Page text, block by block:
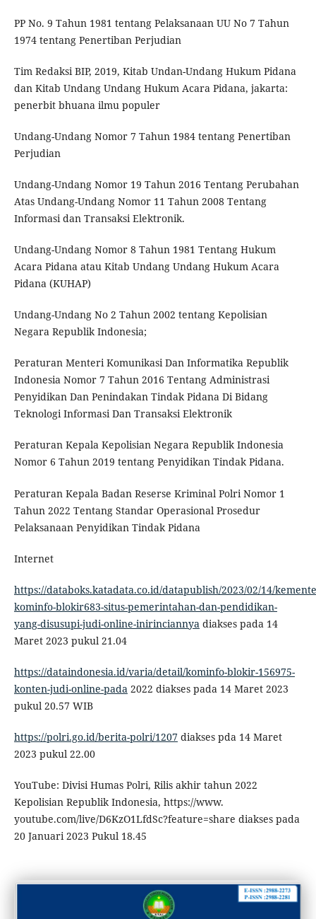
PP No. 9 Tahun 1981 tentang Pelaksanaan UU No 7 Tahun
1974 tentang Penertiban Perjudian
Tim Redaksi BIP, 2019, Kitab Undan-Undang Hukum Pidana
dan Kitab Undang Undang Hukum Acara Pidana, jakarta:
penerbit bhuana ilmu populer
Undang-Undang Nomor 7 Tahun 1984 tentang Penertiban
Perjudian
Undang-Undang Nomor 19 Tahun 2016 Tentang Perubahan
Atas Undang-Undang Nomor 11 Tahun 2008 Tentang
Informasi dan Transaksi Elektronik.
Undang-Undang Nomor 8 Tahun 1981 Tentang Hukum
Acara Pidana atau Kitab Undang Undang Hukum Acara
Pidana (KUHAP)
Undang-Undang No 2 Tahun 2002 tentang Kepolisian
Negara Republik Indonesia;
Peraturan Menteri Komunikasi Dan Informatika Republik
Indonesia Nomor 7 Tahun 2016 Tentang Administrasi
Penyidikan Dan Penindakan Tindak Pidana Di Bidang
Teknologi Informasi Dan Transaksi Elektronik
Peraturan Kepala Kepolisian Negara Republik Indonesia
Nomor 6 Tahun 2019 tentang Penyidikan Tindak Pidana.
Peraturan Kepala Badan Reserse Kriminal Polri Nomor 1
Tahun 2022 Tentang Standar Operasional Prosedur
Pelaksanaan Penyidikan Tindak Pidana
Internet
https://databoks.katadata.co.id/datapublish/2023/02/14/
kominfo-blokir683-situs-pemerintahan-dan-pendidikan-
yang-disusupi-judi-online-inirinciannya diakses pada 14
Maret 2023 pukul 21.04
https://dataindonesia.id/varia/detail/kominfo-blokir-156975-
konten-judi-online-pada 2022 diakses pada 14 Maret 2023
pukul 20.57 WIB
https://polri.go.id/berita-polri/1207diakses pda 14 Maret
2023 pukul 22.00
YouTube: Divisi Humas Polri, Rilis akhir tahun 2022
Kepolisian Republik Indonesia, https://www.
youtube.com/live/D6KzO1LfdSc?feature=share diakses pada
20 Januari 2023 Pukul 18.45